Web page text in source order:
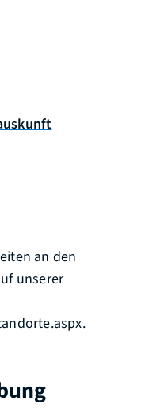
an den
unserer
.